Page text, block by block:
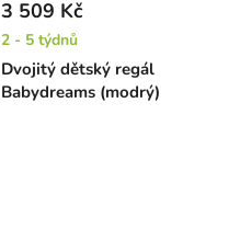
Dvojitý dětský regál
Babydreams (modrý)
3 509 Kč
2 - 5 týdnů